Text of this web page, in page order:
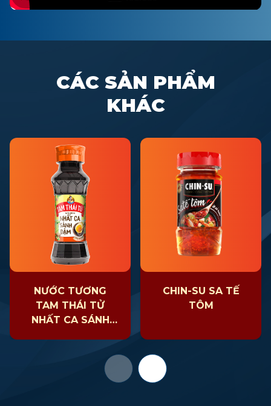
CÁC SẢN PHẨM
KHÁC
NƯỚC TƯƠNG
TAM THÁI TỬ
NHẤT CA SÁNH
CHIN-SU SA TẾ
TÔM